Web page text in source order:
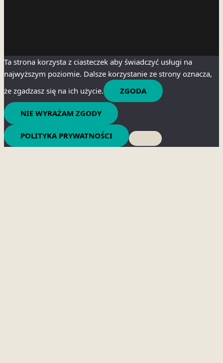
Ta strona korzysta z ciasteczek aby świadczyć usługi na
najwyższym poziomie. Dalsze korzystanie ze strony oznacza,
że zgadzasz się na ich użycie.
ZGODA
NIE WYRAŻAM ZGODY
POLITYKA PRYWATNOŚCI